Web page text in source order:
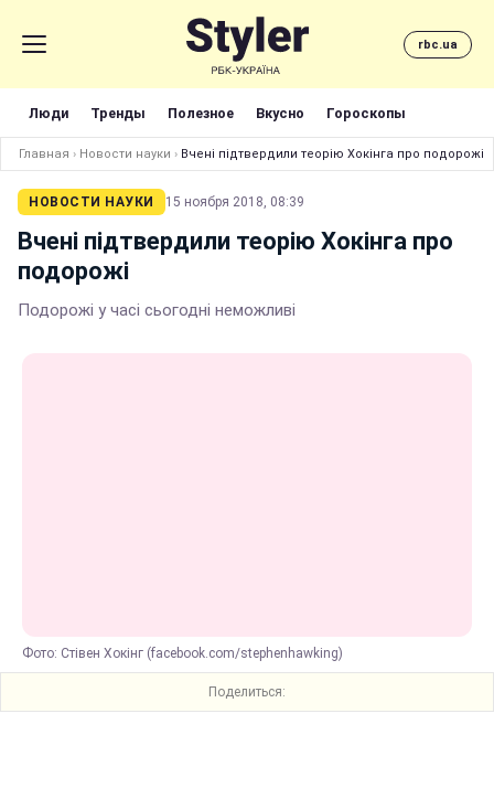
rbc.ua
Люди Тренды Полезное Вкусно Гороскопы
Главная › Новости науки › Вчені підтвердили теорію Хокінга про подорожі
НОВОСТИ НАУКИ 15 ноября 2018, 08:39
Вчені підтвердили теорію Хокінга про
подорожі
Подорожі у часі сьогодні неможливі
Фото: Стівен Хокінг (facebook.com/stephenhawking)
Поделиться: